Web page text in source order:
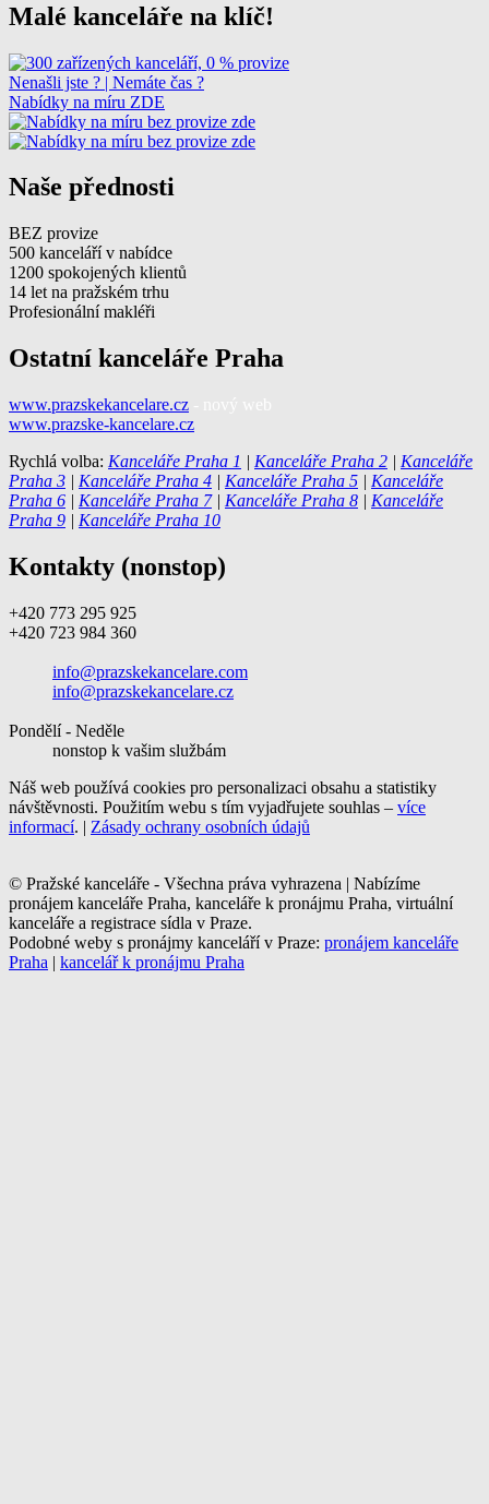
Malé kanceláře na klíč!
Nenašli jste ? | Nemáte čas ?
Nabídky na míru ZDE
Naše přednosti
BEZ provize
500 kanceláří v nabídce
1200 spokojených klientů
14 let na pražském trhu
Profesionální makléři
Ostatní kanceláře Praha
www.prazskekancelare.cz
www.prazske-kancelare.cz
Rychlá volba: Kanceláře Praha 1 | Kanceláře Praha 2 | Kanceláře
Praha 3 | Kanceláře Praha 4 | Kanceláře Praha 5 | Kanceláře
Praha 6 | Kanceláře Praha 7| Kanceláře Praha 8 | Kanceláře
Praha 9 | Kanceláře Praha 10
Kontakty (nonstop)
+420 773 295 925
+420 723 984 360
info@prazskekancelare.com
info@prazskekancelare.cz
Pondělí - Neděle
nonstop k vašim službám
Náš web používá cookies pro personalizaci obsahu a statistiky
návštěvnosti. Použitím webu s tím vyjadřujete souhlas – více
informací. | Zásady ochrany osobních údajů
© Pražské kanceláře - Všechna práva vyhrazena | Nabízíme
pronájem kanceláře Praha, kanceláře k pronájmu Praha, virtuální
kanceláře a registrace sídla v Praze.
Podobné weby s pronájmy kanceláří v Praze: pronájem kanceláře
Praha | kancelář k pronájmu Praha